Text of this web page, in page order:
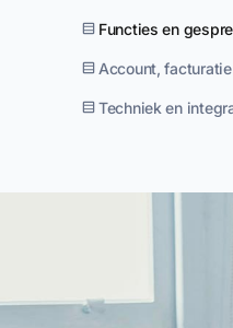
Functies en
Account,
Techniek en